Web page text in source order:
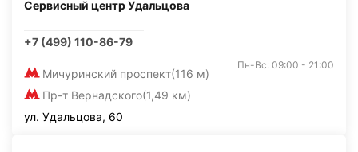
Сервисный центр Удальцова
+7 (499) 110-86-79
Мичуринский проспект(116 м)
Пр-т Вернадского(1,49 км)
Пн-Вс: 09:00 - 21:00
ул. Удальцова, 60